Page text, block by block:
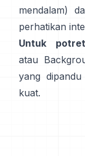
mendalam)
perhatikan
Untuk
atau
yang
kuat.